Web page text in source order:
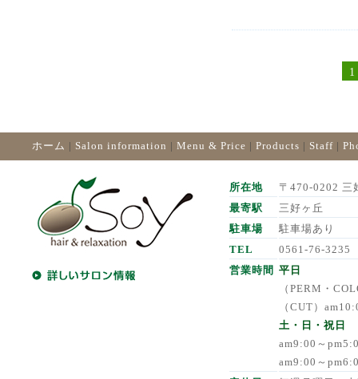
1
ホーム | Salon information | Menu & Price | Products | Staff |
所在地
〒470-0202 三
最寄駅
三好ヶ丘
駐車場
駐車場あり
TEL
0561-76-3235
営業時間 平日
（PERM・
（CUT）
土・日・祝日
am9:00～
am9:00～